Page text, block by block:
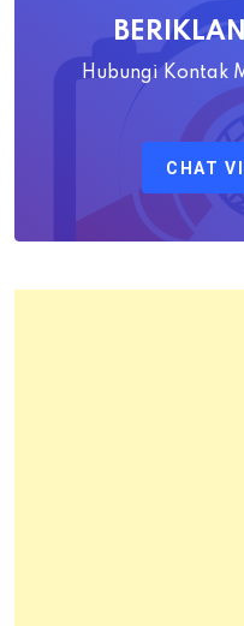
Pertanahan
Kota
Hubungi Kontak
CHAT